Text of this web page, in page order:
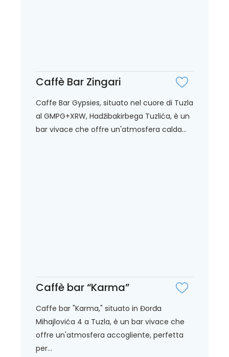
Caffè Bar Zingari
Caffe Bar Gypsies, situato nel cuore di Tuzla
al GMPG+XRW, Hadžibakirbega Tuzlića, è un
bar vivace che offre un'atmosfera calda...
Caffè bar “Karma”
Caffe bar "Karma," situato in Đorđa
Mihajlovića 4 a Tuzla, è un bar vivace che
offre un'atmosfera accogliente, perfetta
per...